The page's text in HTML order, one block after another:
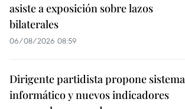
asiste a exposición sobre lazos
bilaterales
06/08/2026 08:59
Dirigente partidista propone sistema
informático y nuevos indicadores